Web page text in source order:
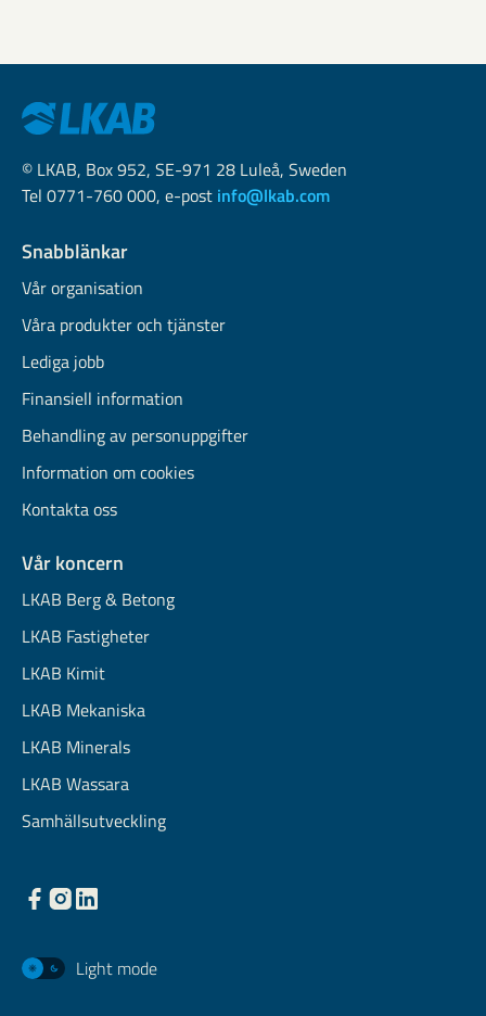
© LKAB, Box 952, SE-971 28 Luleå, Sweden
Tel 0771-760 000, e-post info@lkab.com
Snabblänkar
Vår organisation
Våra produkter och tjänster
Lediga jobb
Finansiell information
Behandling av personuppgifter
Information om cookies
Kontakta oss
Vår koncern
LKAB Berg & Betong
LKAB Fastigheter
LKAB Kimit
LKAB Mekaniska
LKAB Minerals
LKAB Wassara
Samhällsutveckling
Light mode